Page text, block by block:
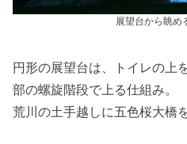
展望台から眺め
円形の展望台は、トイレの上
部の螺旋階段で上る仕組み。
荒川の土手越しに五色桜大橋